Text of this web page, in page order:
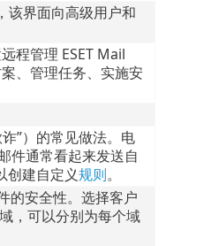
该界面向高级用户和
程管理 ESET Mail
、管理任务、实施安
”）的常见做法。电
件通常看起来发送自
创建自定义规则。
的安全性。选择客户
，可以分别为每个域